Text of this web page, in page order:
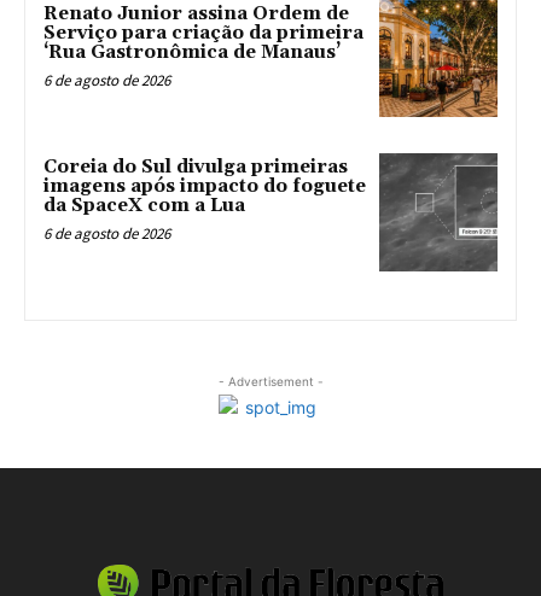
Renato Junior assina Ordem de
Serviço para criação da primeira
‘Rua Gastronômica de Manaus’
6 de agosto de 2026
Coreia do Sul divulga primeiras
imagens após impacto do foguete
da SpaceX com a Lua
6 de agosto de 2026
- Advertisement -